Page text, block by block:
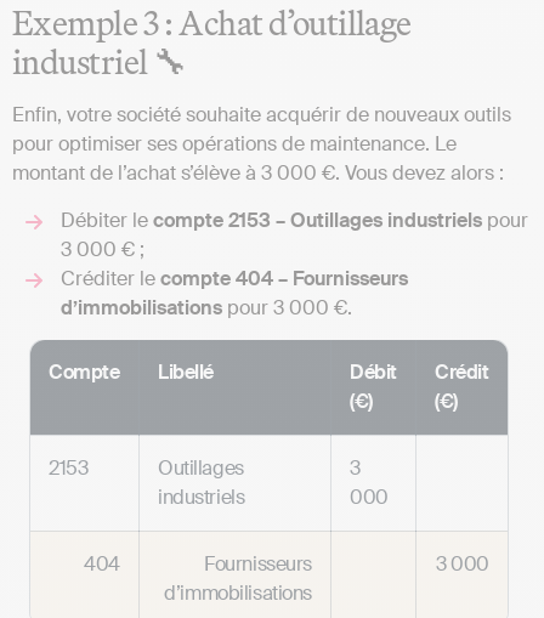
Exemple 3 : Achat d’outillage
industriel 🔧
Enfin, votre société souhaite acquérir de nouveaux outils
pour optimiser ses opérations de maintenance. Le
montant de l’achat s’élève à 3 000 €. Vous devez alors :
Débiter lecompte 2153 – Outillages industriels pour
3 000 € ;
Créditer lecompte 404 – Fournisseurs
d’immobilisations pour 3 000 €.
Compte Libellé
Débit
(€)
Crédit
(€)
2153
Outillages
industriels
3
000
404
Fournisseurs
d’immobilisations
3 000